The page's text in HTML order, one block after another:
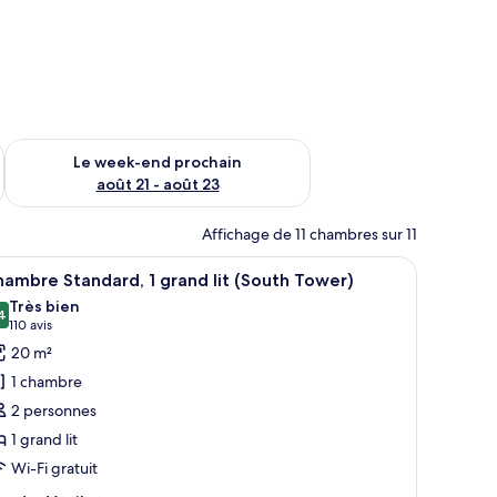
août 14 - août 16
Le week-end prochain
août 21 - août 23
Vérifier la disponibilité pour le week-end prochain août 21 -
Affichage de 11 chambres sur 11
un bureau, une chaise et une fenêtre avec des rideaux.
:
Une chambre d’hôtel avec un grand lit,
4 Standard, 1 grand lit (South Tower)
sur 10
Très bien
110 avis
(110 avis)
20 m²
1 chambre
2 personnes
1 grand lit
Wi-Fi gratuit